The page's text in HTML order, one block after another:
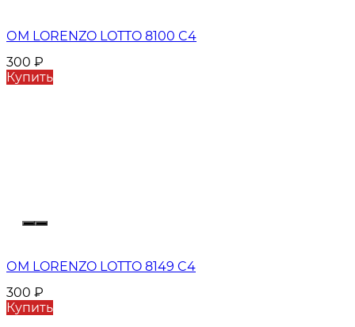
ОМ LORENZO LOTTO 8100 C4
300 ₽
Купить
ОМ LORENZO LOTTO 8149 C4
300 ₽
Купить